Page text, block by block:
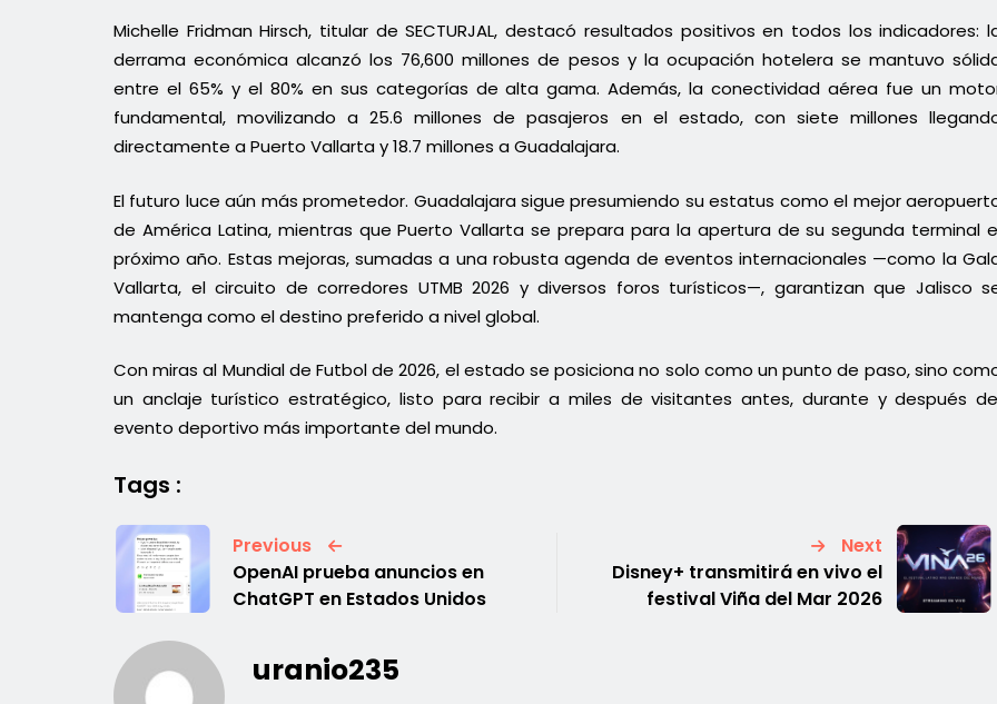
Michelle Fridman Hirsch, titular de SECTURJAL, destacó resultados positivos en todos los indicadores:
derrama económica alcanzó los 76,600 millones de pesos y la ocupación hotelera se mantuvo
entre el 65% y el 80% en sus categorías de alta gama. Además, la conectividad aérea fue un
fundamental, movilizando a 25.6 millones de pasajeros en el estado, con siete millones
directamente a Puerto Vallarta y 18.7 millones a Guadalajara.
El futuro luce aún más prometedor. Guadalajara sigue presumiendo su estatus como el mejor
de América Latina, mientras que Puerto Vallarta se prepara para la apertura de su segunda terminal
próximo año. Estas mejoras, sumadas a una robusta agenda de eventos internacionales —como la
Vallarta, el circuito de corredores UTMB 2026 y diversos foros turísticos—, garantizan que Jalisco
mantenga como el destino preferido a nivel global.
Con miras al Mundial de Futbol de 2026, el estado se posiciona no solo como un punto de paso, sino
un anclaje turístico estratégico, listo para recibir a miles de visitantes antes, durante y después
evento deportivo más importante del mundo.
Tags :
Previous
OpenAI prueba anuncios en
ChatGPT en Estados Unidos
Next
Disney+ transmitirá en vivo el
festival Viña del Mar 2026
uranio235